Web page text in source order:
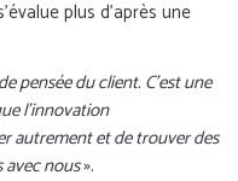
plus d’après une
pensée du client. C’est une
l’innovation
autrement et de trouver des
avec nous».